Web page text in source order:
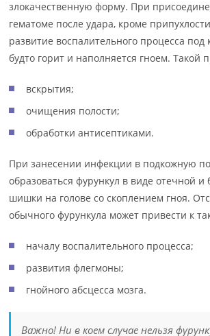
злокачественную форму. При
гематоме после удара, кроме
развитие воспалительного процесса
будто горит и наполняется гноем. Такой
вскрытия;
очищения полости;
обработки антисептиками.
При занесении инфекции в подкожную
образоваться фурункул в виде отечной и
шишки на голове со скоплением гноя.
обычного фурункула может привести к
началу воспалительного процесса;
развития флегмоны;
гнойного абсцесса мозга.
Важно! Ни в коем случае нельзя